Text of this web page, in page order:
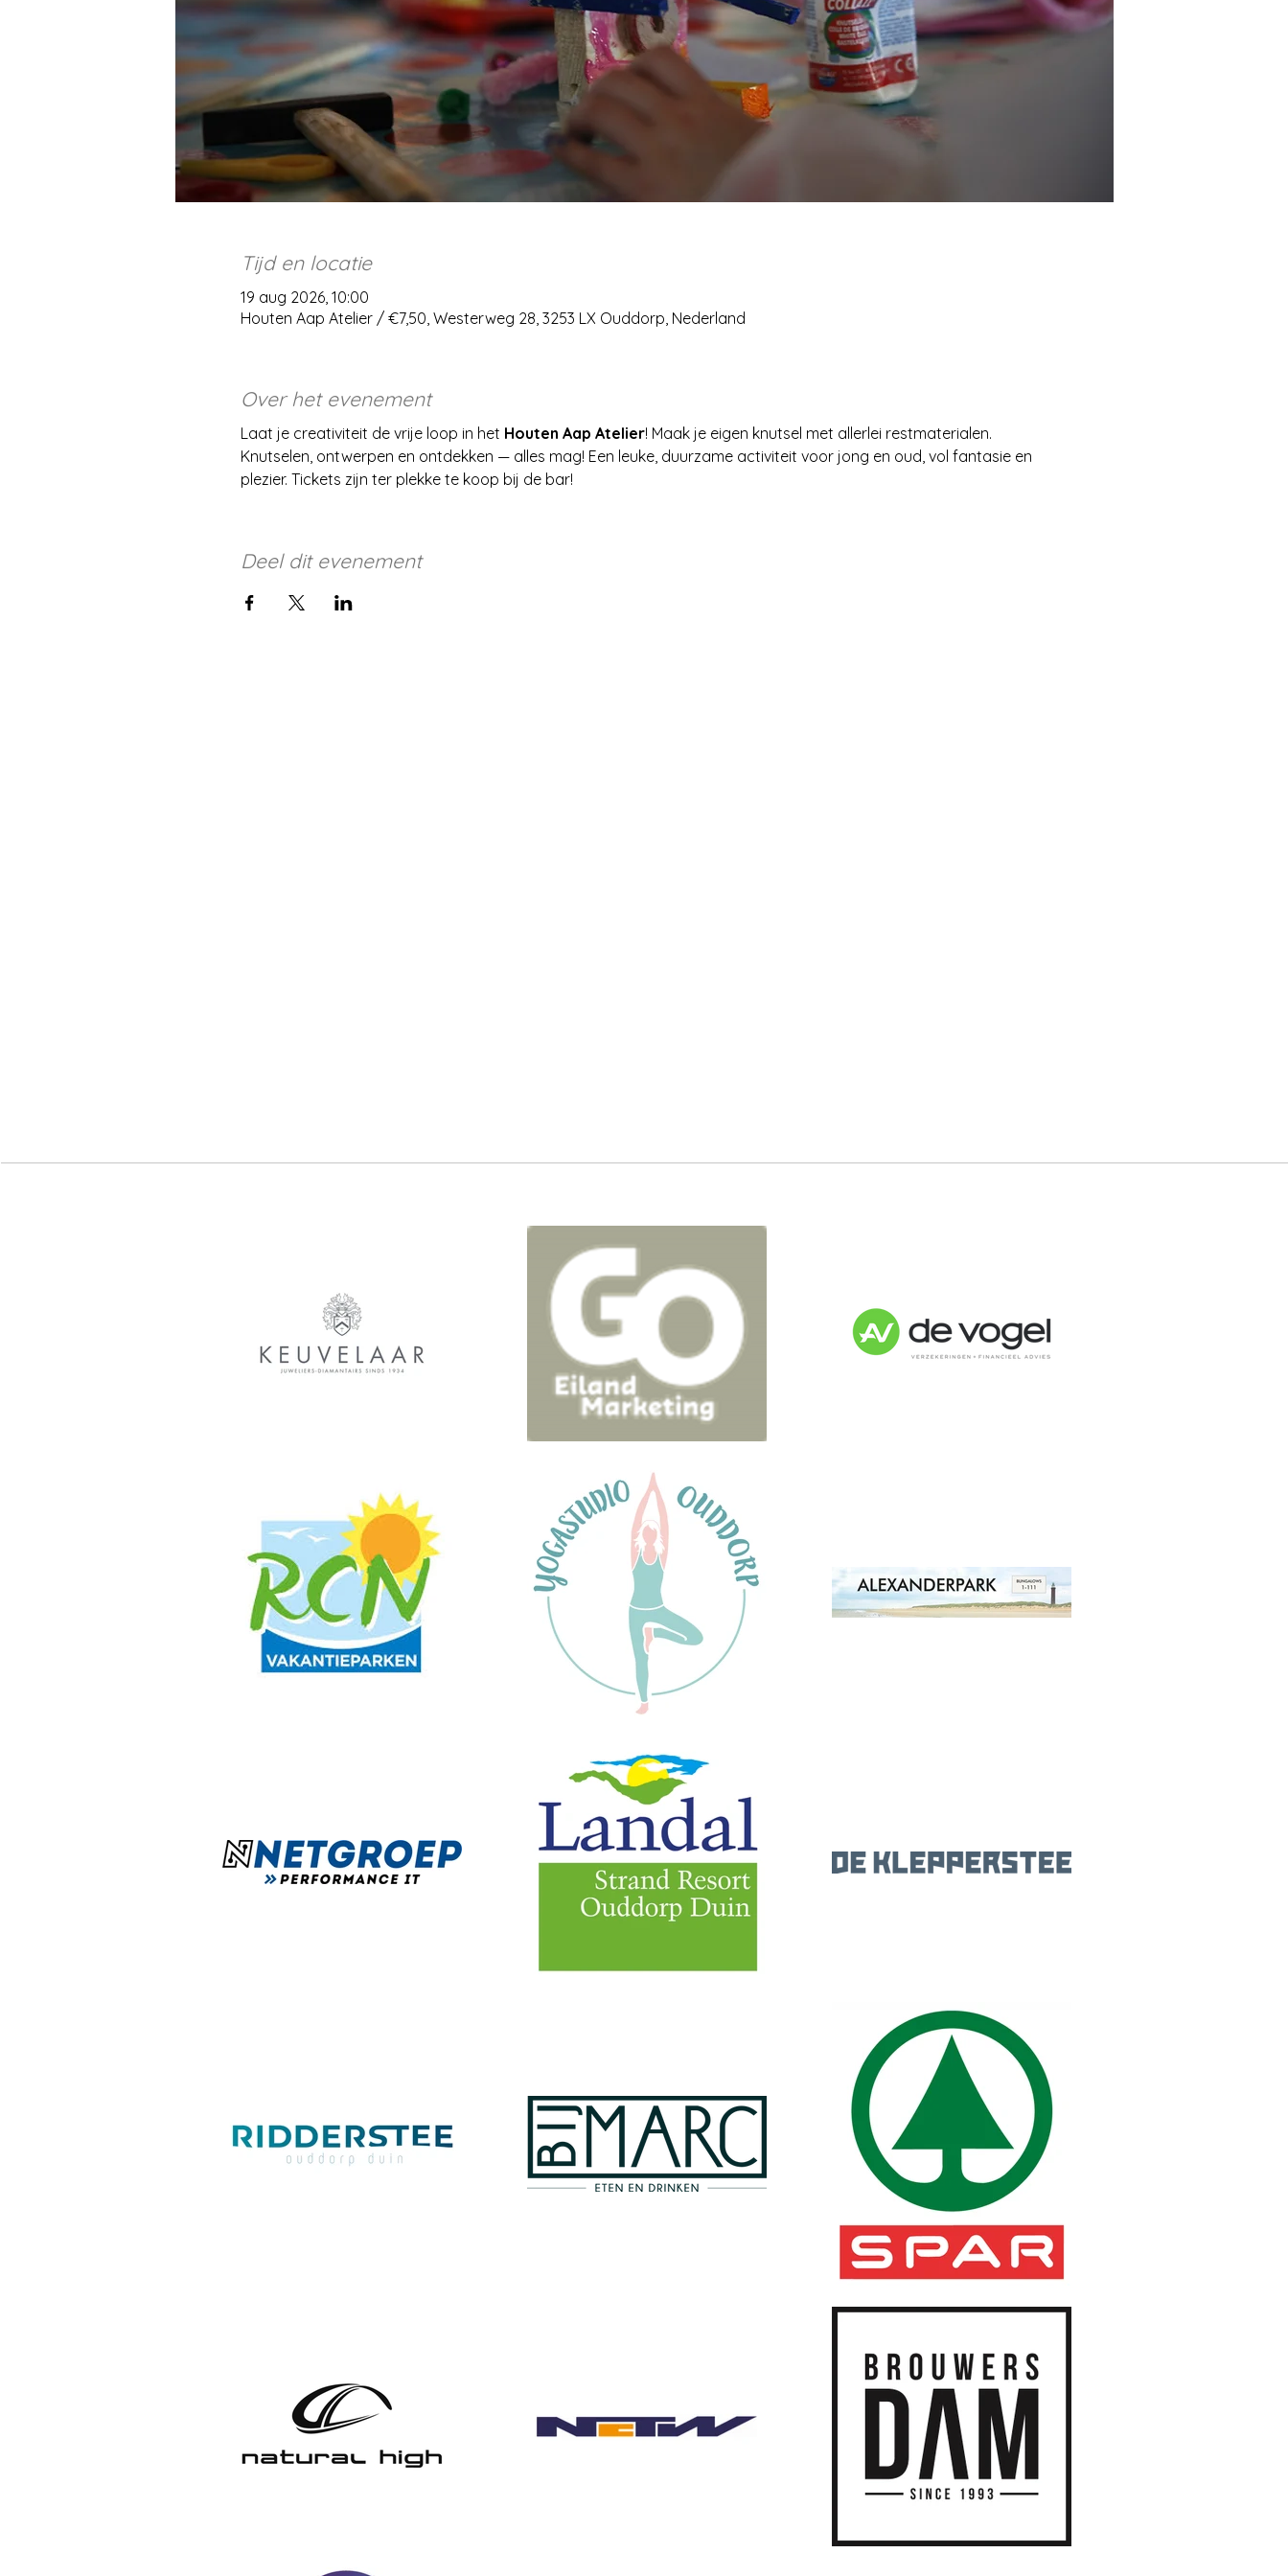
Tijd en locatie
19 aug 2026, 10:00
Houten Aap Atelier / €7,50, Westerweg 28, 3253 LX Ouddorp, Nederland
Over het evenement
Laat je creativiteit de vrije loop in het Houten Aap Atelier! Maak je eigen knutsel met allerlei restmaterialen.
Knutselen, ontwerpen en ontdekken — alles mag! Een leuke, duurzame activiteit voor jong en oud, vol fantasie en
plezier. Tickets zijn ter plekke te koop bij de bar!
Deel dit evenement